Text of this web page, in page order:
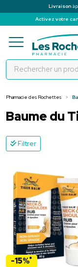
Livraison à
Activez votre
Pharmacie des Rochettes
Baume du
Filtrer
-15%*